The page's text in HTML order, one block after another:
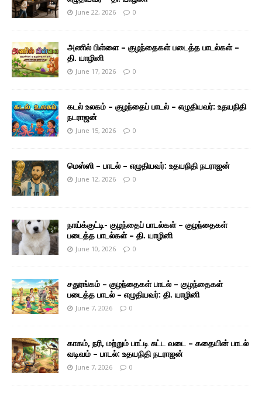
June 22, 2026 0
அணில் பிள்ளை – குழந்தைகள் படைத்த பாடல்கள் –
தி. யாழினி
June 17, 2026 0
கடல் உலகம் – குழந்தைப் பாடல் – எழுதியவர்: உதயநிதி
நடராஜன்
June 15, 2026 0
மெஸ்ஸி – பாடல் – எழுதியவர்: உதயநிதி நடராஜன்
June 12, 2026 0
நாய்க்குட்டி- குழந்தைப் பாடல்கள் – குழந்தைகள்
படைத்த பாடல்கள் – தி. யாழினி
June 10, 2026 0
சதுரங்கம் – குழந்தைகள் பாடல் – குழந்தைகள்
படைத்த பாடல் – எழுதியவர்: தி. யாழினி
June 7, 2026 0
காகம், நரி, மற்றும் பாட்டி சுட்ட வடை – கதையின் பாடல்
வடிவம் – பாடல்: உதயநிதி நடராஜன்
June 7, 2026 0